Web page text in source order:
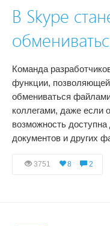
В Skype
Команда
функции,
обмениваться
коллегами, даже если
возможность
документов и других
3751 8 2